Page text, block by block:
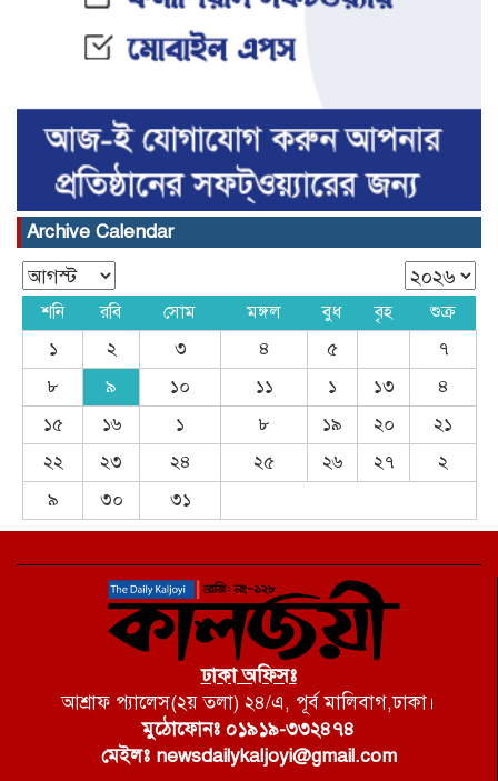
Archive Calendar
শনি রবি সোম মঙ্গল বুধ বৃহ
শুক্র
১
২ ৩ ৪ ৫
৭
৮
৯ ১০ ১১ ১ ১৩
৪
১৫
১৬ ১ ৮ ১৯ ২০
২১
২২
২৩ ২৪ ২৫ ২৬ ২৭
২
৯
৩০ ৩১
ঢাকা অফিসঃ
আশ্রাফ প্যালেস(২য় তলা) ২৪/এ, পূর্ব মালিবাগ,ঢাকা।
মুঠোফোনঃ ০১৯১৯-৩৩২৪৭৪
মেইলঃ newsdailykaljoyi@gmail.com